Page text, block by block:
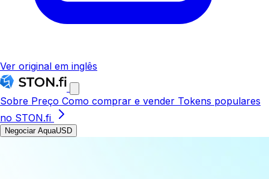
Ver original em inglês
Sobre Preço Como comprar e vender Tokens populares
no STON.fi
Negociar AquaUSD